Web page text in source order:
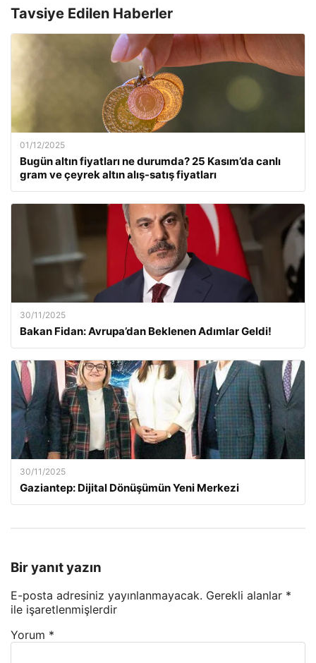
Tavsiye Edilen Haberler
01/12/2025
Bugün altın fiyatları ne durumda? 25 Kasım’da canlı
gram ve çeyrek altın alış-satış fiyatları
30/11/2025
Bakan Fidan: Avrupa’dan Beklenen Adımlar Geldi!
30/11/2025
Gaziantep: Dijital Dönüşümün Yeni Merkezi
Bir yanıt yazın
E-posta adresiniz yayınlanmayacak. Gerekli alanlar *
ile işaretlenmişlerdir
Yorum *